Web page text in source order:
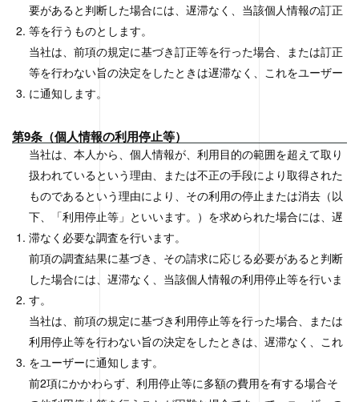
要があると判断した場合には、遅滞なく、当該個人情報の訂正
等を行うものとします。
当社は、前項の規定に基づき訂正等を行った場合、または訂正
等を行わない旨の決定をしたときは遅滞なく、これをユーザー
に通知します。
第9条（個人情報の利用停止等）
当社は、本人から、個人情報が、利用目的の範囲を超えて取り
扱われているという理由、または不正の手段により取得された
ものであるという理由により、その利用の停止または消去（以
下、「利用停止等」といいます。）を求められた場合には、遅
滞なく必要な調査を行います。
前項の調査結果に基づき、その請求に応じる必要があると判断
した場合には、遅滞なく、当該個人情報の利用停止等を行いま
す。
当社は、前項の規定に基づき利用停止等を行った場合、または
利用停止等を行わない旨の決定をしたときは、遅滞なく、これ
をユーザーに通知します。
前2項にかかわらず、利用停止等に多額の費用を有する場合そ